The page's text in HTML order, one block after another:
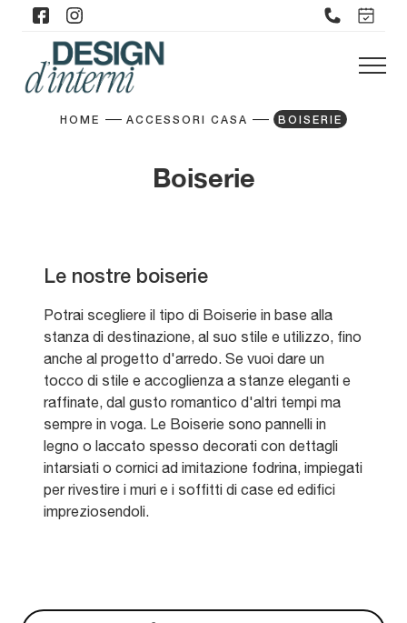
HOME ACCESSORI CASA BOISERIE
Boiserie
Le nostre boiserie
Potrai scegliere il tipo di Boiserie in base alla
stanza di destinazione, al suo stile e utilizzo, fino
anche al progetto d'arredo. Se vuoi dare un
tocco di stile e accoglienza a stanze eleganti e
raffinate, dal gusto romantico d'altri tempi ma
sempre in voga. Le Boiserie sono pannelli in
legno o laccato spesso decorati con dettagli
intarsiati o cornici ad imitazione fodrina, impiegati
per rivestire i muri e i soffitti di case ed edifici
impreziosendoli.